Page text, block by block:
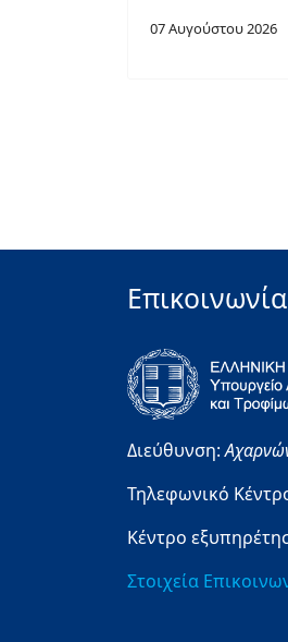
07 Αυγούστου 2026
Επικοινωνία
Διεύθυνση:
Τηλεφωνικό
Κέντρο
Στοιχεία